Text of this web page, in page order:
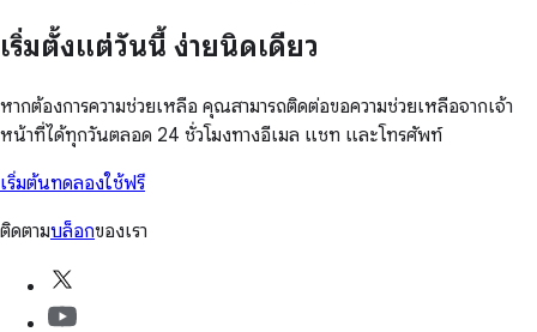
เริ่มตั้งแต่วันนี้ ง่ายนิดเดียว
หากต้องการความช่วยเหลือ คุณสามารถติดต่อขอความช่วยเหลือจากเจ้า
หน้าที่ได้ทุกวันตลอด 24 ชั่วโมงทางอีเมล แชท และโทรศัพท์
เริ่มต้นทดลองใช้ฟรี
ติดตามบล็อกของเรา